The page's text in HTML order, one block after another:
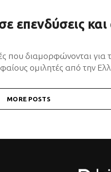
επενδύσεις
που διαμορφώνονται για
ομιλητές από την
MORE POSTS